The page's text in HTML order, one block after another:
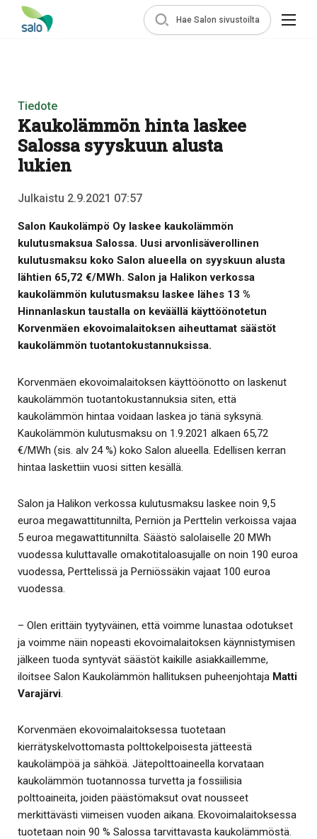
Hae Salon sivustoilta
Tiedote
Kaukolämmön hinta laskee
Salossa syyskuun alusta
lukien
Julkaistu 2.9.2021 07:57
Salon Kaukolämpö Oy laskee kaukolämmön
kulutusmaksua Salossa. Uusi arvonlisäverollinen
kulutusmaksu koko Salon alueella on syyskuun alusta
lähtien 65,72 €/MWh. Salon ja Halikon verkossa
kaukolämmön kulutusmaksu laskee lähes 13 %
Hinnanlaskun taustalla on keväällä käyttöönotetun
Korvenmäen ekovoimalaitoksen aiheuttamat säästöt
kaukolämmön tuotantokustannuksissa.
Korvenmäen ekovoimalaitoksen käyttöönotto on laskenut
kaukolämmön tuotantokustannuksia siten, että
kaukolämmön hintaa voidaan laskea jo tänä syksynä.
Kaukolämmön kulutusmaksu on 1.9.2021 alkaen 65,72
€/MWh (sis. alv 24 %) koko Salon alueella. Edellisen kerran
hintaa laskettiin vuosi sitten kesällä.
Salon ja Halikon verkossa kulutusmaksu laskee noin 9,5
euroa megawattitunnilta, Perniön ja Perttelin verkoissa vajaa
5 euroa megawattitunnilta. Säästö salolaiselle 20 MWh
vuodessa kuluttavalle omakotitaloasujalle on noin 190 euroa
vuodessa, Perttelissä ja Perniössäkin vajaat 100 euroa
vuodessa.
– Olen erittäin tyytyväinen, että voimme lunastaa odotukset
ja voimme näin nopeasti ekovoimalaitoksen käynnistymisen
jälkeen tuoda syntyvät säästöt kaikille asiakkaillemme,
iloitsee Salon Kaukolämmön hallituksen puheenjohtaja Matti
Varajärvi
Korvenmäen ekovoimalaitoksessa tuotetaan
kierrätyskelvottomasta polttokelpoisesta jätteestä
kaukolämpöä ja sähköä. Jätepolttoaineella korvataan
kaukolämmön tuotannossa turvetta ja fossiilisia
polttoaineita, joiden päästömaksut ovat nousseet
merkittävästi viimeisen vuoden aikana. Ekovoimalaitoksessa
tuotetaan noin 90 % Salossa tarvittavasta kaukolämmöstä.